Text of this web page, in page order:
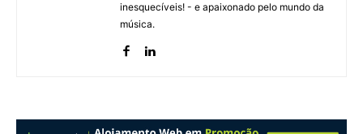
inesquecíveis! - e apaixonado pelo mundo da
música.